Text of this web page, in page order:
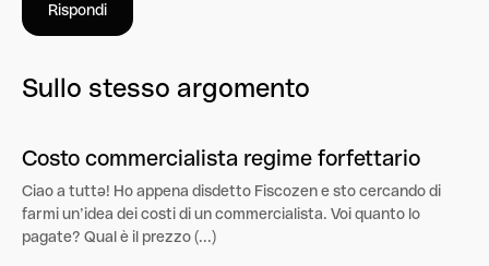
Rispondi
Sullo stesso argomento
Costo commercialista regime forfettario
Ciao a tuttə! Ho appena disdetto Fiscozen e sto cercando di
farmi un’idea dei costi di un commercialista. Voi quanto lo
pagate? Qual è il prezzo (...)